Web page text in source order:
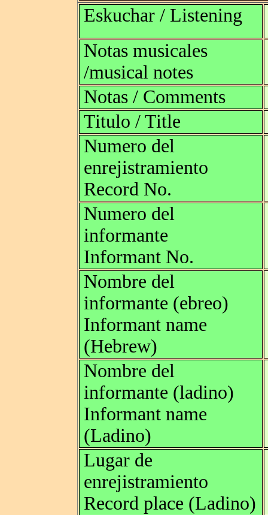
Eskuchar / Listening
Notas musicales
/musical notes
Notas / Comments
Titulo / Title
Numero del
enrejistramiento
Record No.
Numero del
informante
Informant No.
Nombre del
informante (ebreo)
Informant name
(Hebrew)
Nombre del
informante (ladino)
Informant name
(Ladino)
Lugar de
enrejistramiento
Record place (Ladino)